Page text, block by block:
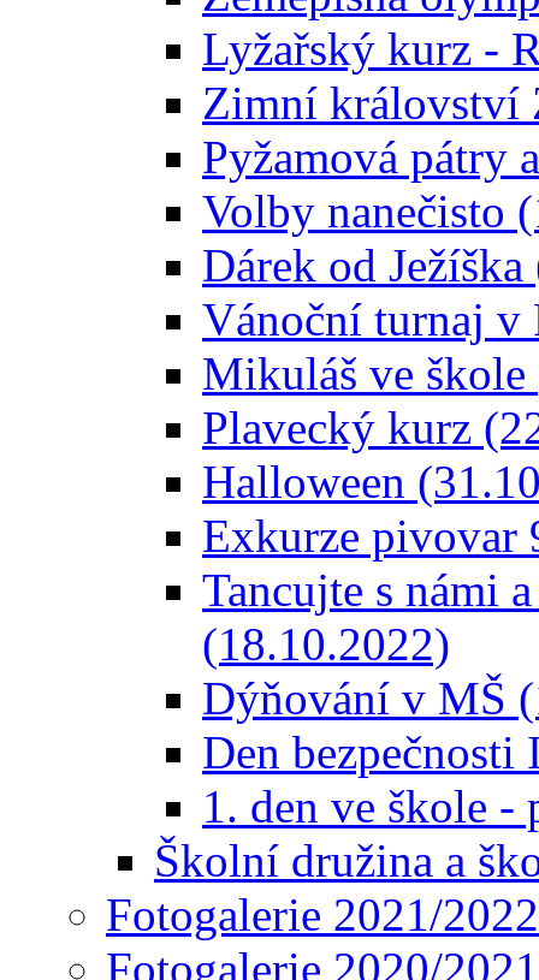
Lyžařský kurz -
Zimní království
Pyžamová pátry
Volby nanečisto
Dárek od
Vánoční turnaj v
Mikuláš ve
Plavecký kurz
Halloween
Exkurze pivovar
Tancujte s námi
(18.10.2022)
Dýňování v MŠ
Den
1. den ve škole -
Školní družina a
Fotogalerie 2021/2022
Fotogalerie 2020/2021